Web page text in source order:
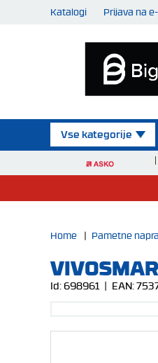
Katalogi Prijava na
Vse kategorije
Home | Pametne
Id:698961 | EAN: